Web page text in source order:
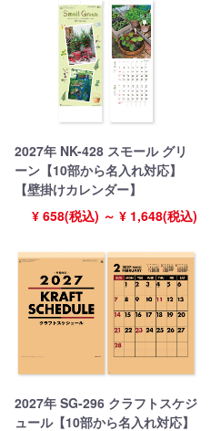
2027年 NK-428 スモール グリ
ーン【10部から名入れ対応】
【壁掛けカレンダー】
¥ 658(税込) ～ ¥ 1,648(税込)
2027年 SG-296 クラフトスケジ
ュール【10部から名入れ対応】